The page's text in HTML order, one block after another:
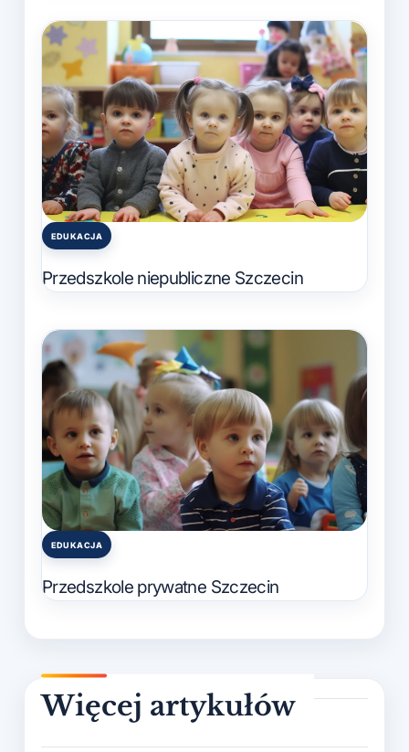
Posted
EDUKACJA
Przedszkole niepubliczne Szczecin
Posted
EDUKACJA
Przedszkole prywatne Szczecin